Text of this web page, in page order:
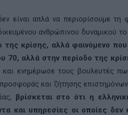
είναι απλά να περιορίσουμε
ανθρώπινου δυναμικού
της κρίσης, αλλά φαινόμενο
70, αλλά στην περίοδο της
και ενημέρωσε τους βουλευτές
και ζήτησης
βρίσκεται στο ότι η
και υπηρεσίες οι οποίες